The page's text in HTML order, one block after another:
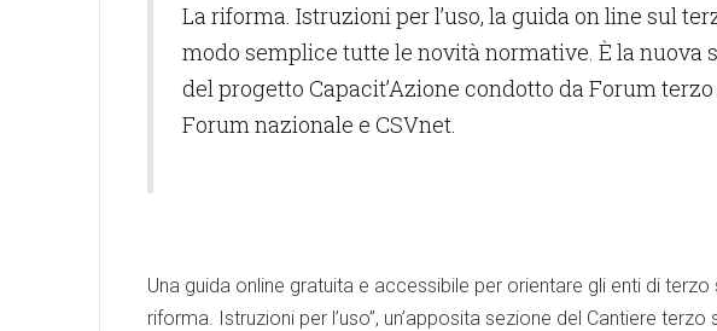
La riforma. Istruzioni per l’uso, la guida on line sul
modo semplice tutte le novità normative. È la nuova
del progetto Capacit’Azione condotto da Forum
Forum nazionale e CSVnet.
Una guida online gratuita e accessibile per orientare gli enti di
riforma. Istruzioni per l’uso”, un’apposita sezione del Cantiere